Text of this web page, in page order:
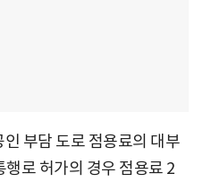
부담 도로 점용료의 대부
로 허가의 경우 점용료 2